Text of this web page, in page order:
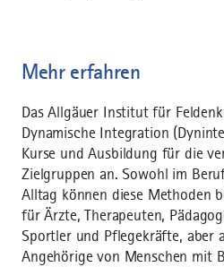
Mehr erfahren
Das Allgäuer Institut für
Dynamische Integration
Kurse und Ausbildung für die
Zielgruppen an. Sowohl im
Alltag können diese Methoden
für Ärzte, Therapeuten,
Sportler und Pflegekräfte, aber
Angehörige von Menschen mit